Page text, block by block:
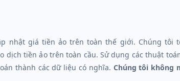
nhật giá tiền ảo trên toàn thế giới. Chúng tôi
dịch tiền ảo trên toàn cầu. Sử dụng các thuật
thành các dữ liệu có nghĩa. Chúng tôi không